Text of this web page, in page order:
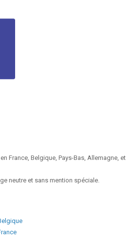
France, Belgique, Pays-Bas, Allemagne, et
neutre et sans mention spéciale.